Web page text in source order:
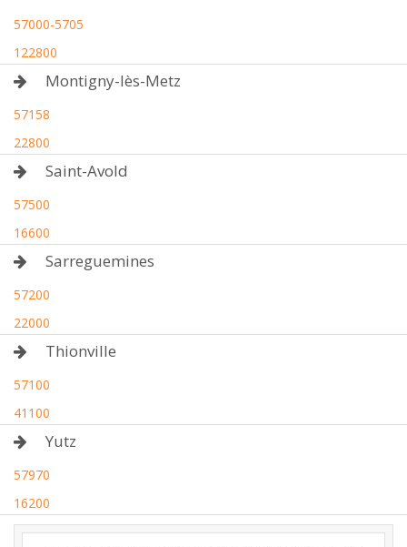
57000-5705
122800
Montigny-lès-Metz
57158
22800
Saint-Avold
57500
16600
Sarreguemines
57200
22000
Thionville
57100
41100
Yutz
57970
16200